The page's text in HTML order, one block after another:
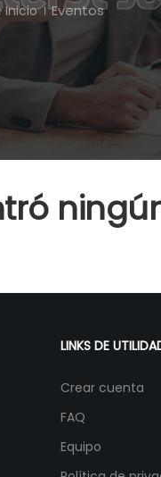
Inicio Eventos
LINKS DE
Crear cuenta
FAQ
Equipo